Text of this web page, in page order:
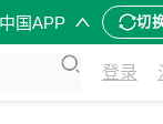
国APP 切
登录